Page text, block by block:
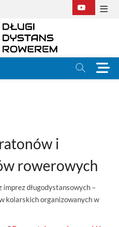
Długi
M
e
i
rowerowych
długodystansowych –
kolarskich organizowanych w